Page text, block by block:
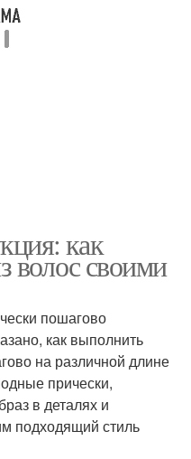
как
волос своими
пошагово
как выполнить
на различной длине
прически,
в деталях и
подходящий стиль